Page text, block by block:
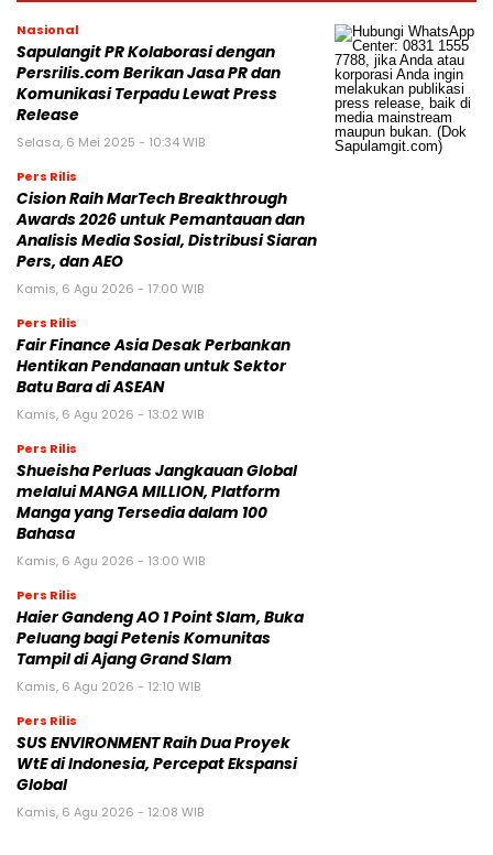
Nasional
Sapulangit PR Kolaborasi dengan
Persrilis.com Berikan Jasa PR dan
Komunikasi Terpadu Lewat Press
Release
Selasa, 6 Mei 2025 - 10:34 WIB
Pers Rilis
Cision Raih MarTech Breakthrough
Awards 2026 untuk Pemantauan dan
Analisis Media Sosial, Distribusi Siaran
Pers, dan AEO
Kamis, 6 Agu 2026 - 17:00 WIB
Pers Rilis
Fair Finance Asia Desak Perbankan
Hentikan Pendanaan untuk Sektor
Batu Bara di ASEAN
Kamis, 6 Agu 2026 - 13:02 WIB
Pers Rilis
Shueisha Perluas Jangkauan Global
melalui MANGA MILLION, Platform
Manga yang Tersedia dalam 100
Bahasa
Kamis, 6 Agu 2026 - 13:00 WIB
Pers Rilis
Haier Gandeng AO 1 Point Slam, Buka
Peluang bagi Petenis Komunitas
Tampil di Ajang Grand Slam
Kamis, 6 Agu 2026 - 12:10 WIB
Pers Rilis
SUS ENVIRONMENT Raih Dua Proyek
WtE di Indonesia, Percepat Ekspansi
Global
Kamis, 6 Agu 2026 - 12:08 WIB